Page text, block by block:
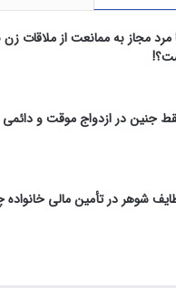
مرد مجاز به ممانعت از ملاقات
جنین در ازدواج موقت و دائمی
شوهر در تأمین مالی